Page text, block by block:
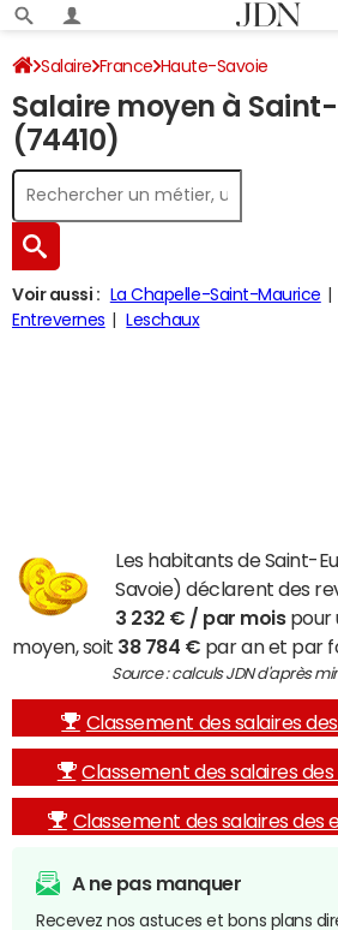
Salaire France Haute-Savoie
Salaire moyen à
(74410)
Voir aussi : La Chapelle-Saint-Maurice
Entrevernes
Leschaux
Les habitants de Saint-
Savoie) déclarent des
3 232 € / par moispour
moyen, soit 38 784 € par an et par
Source : calculs JDN d'après
Classement des salaires
Classement des salaires
Classement des salaires des
A ne pas manquer
Recevez nos astuces et bons plans